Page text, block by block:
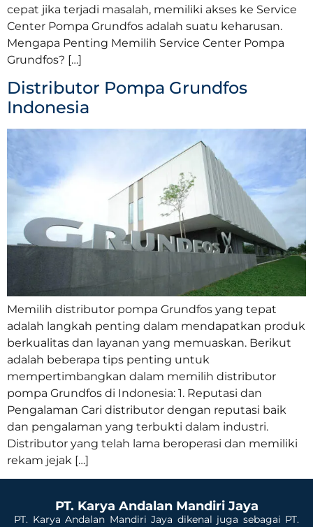
cepat jika terjadi masalah, memiliki akses ke Service
Center Pompa Grundfos adalah suatu keharusan.
Mengapa Penting Memilih Service Center Pompa
Grundfos? […]
Distributor Pompa Grundfos
Indonesia
Memilih distributor pompa Grundfos yang tepat
adalah langkah penting dalam mendapatkan produk
berkualitas dan layanan yang memuaskan. Berikut
adalah beberapa tips penting untuk
mempertimbangkan dalam memilih distributor
pompa Grundfos di Indonesia: 1. Reputasi dan
Pengalaman Cari distributor dengan reputasi baik
dan pengalaman yang terbukti dalam industri.
Distributor yang telah lama beroperasi dan memiliki
rekam jejak […]
PT. Karya Andalan Mandiri Jaya
PT. Karya Andalan Mandiri Jaya dikenal juga sebagai PT.